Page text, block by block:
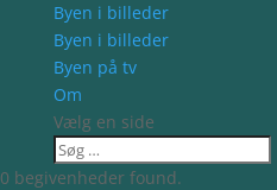
Byen i billeder
Byen i billeder
Byen på tv
Om
Vælg en side
0 begivenheder found.